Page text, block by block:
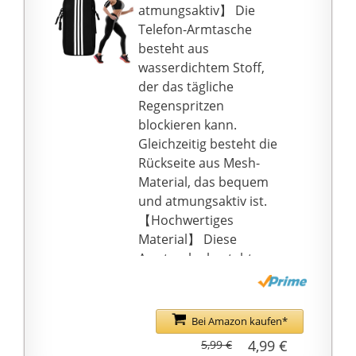
unterstützt.) Typ-C-
Schnittstelle,
Datenübertragung ist
bequemer.
📗【Multifunktionales
Design, Sie können
spielen, wenn Sie
spielen möchten】
Musik, Video, UKW-
Radio, Schrittzähler,
Ordner, Aufnahme, E-
Book, Einstellung,
Stoppuhr, Bluetooth,
Bild, Kalender,
Haltepunktwiedergabe,
📗【Kleiner 1,5-Zoll-
Bildschirm,
Energieeinsparung und
atmungsaktiv】 Die
Telefon-Armtasche
besteht aus
wasserdichtem Stoff,
der das tägliche
Regenspritzen
blockieren kann.
Gleichzeitig besteht die
Rückseite aus Mesh-
Material, das bequem
und atmungsaktiv ist.
【Hochwertiges
Material】 Diese
Armtasche besteht aus
Oxford-Gewebe, das
schweißfest und
atmungsaktiv,
Bei Amazon kaufen*
4,99 €
5,99 €